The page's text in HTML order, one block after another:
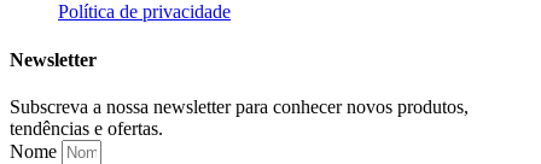
Política de privacidade
Newsletter
Subscreva a nossa newsletter para conhecer novos produtos,
tendências e ofertas.
Nome